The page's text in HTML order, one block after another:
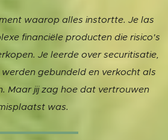
waarop alles instortte. Je las
financiële producten die risico's
Je leerde over securitisatie,
gebundeld en verkocht als
Maar jij zag hoe dat vertrouwen
was.